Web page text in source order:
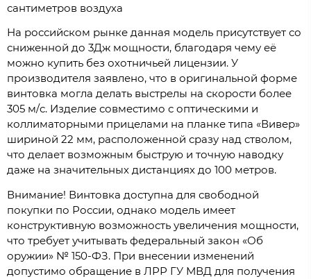
сантиметров воздуха
На российском рынке данная модель присутствует со
сниженной до 3Дж мощности, благодаря чему её
можно купить без охотничьей лицензии. У
производителя заявлено, что в оригинальной форме
винтовка могла делать выстрелы на скорости более
305 м/с. Изделие совместимо с оптическими и
коллиматорными прицелами на планке типа «Вивер»
шириной 22 мм, расположенной сразу над стволом,
что делает возможным быструю и точную наводку
даже на значительных дистанциях до 100 метров.
Внимание! Винтовка доступна для свободной
покупки по России, однако модель имеет
конструктивную возможность увеличения мощности,
что требует учитывать федеральный закон «Об
оружии» № 150-ФЗ. При внесении изменений
допустимо обращение в ЛРР ГУ МВД для получения